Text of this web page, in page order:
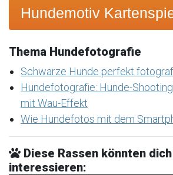
Hundemotiv
Thema Hundefotografie
Schwarze Hunde perfekt
Hundefotografie: Hunde-
mit Wau-Effekt
Wie Hundefotos mit dem
Diese Rassen könnten
interessieren: